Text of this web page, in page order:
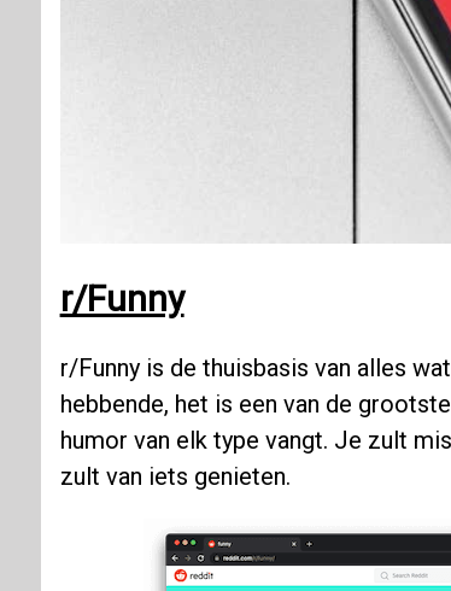
r/Funny
r/Funny is de thuisbasis van alles
hebbende, het is een van de
humor van elk type vangt. Je zult
zult van iets genieten.